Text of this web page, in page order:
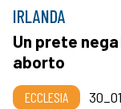
IRLANDA
Un prete
aborto
ECCLESIA